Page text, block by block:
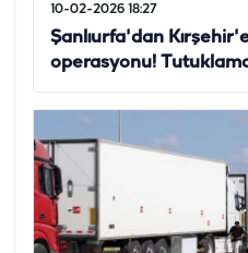
10-02-2026 18:27
Şanlıurfa'dan Kırşehir'e
operasyonu!